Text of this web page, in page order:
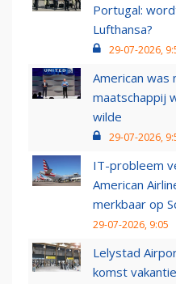
Portugal:
Lufthansa?
29-07-2026,
American was
maatschappij
wilde
29-07-2026,
IT-probleem
American
merkbaar op
29-07-2026, 9:05
Lelystad
komst